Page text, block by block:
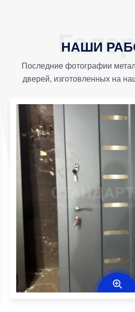
НАШИ
Последние фотографии
дверей, изготовленных на